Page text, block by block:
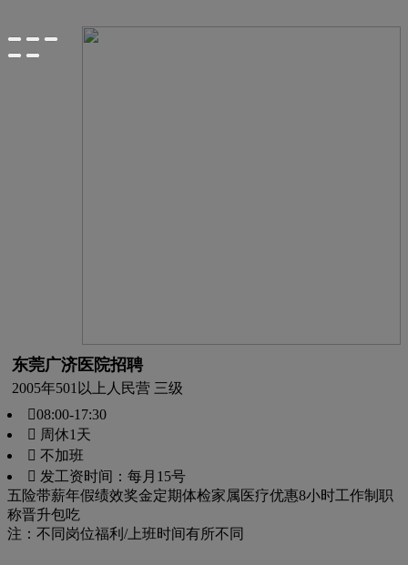
东莞广济医院招聘
2005年501以上人 民营 三级
08:00-17:30
 周休1天
 不加班
 发工资时间：每月15号
五险带薪年假绩效奖金定期体检家属医疗优惠8小时工作制 职
称晋升包吃
注：不同岗位福利/上班时间有所不同